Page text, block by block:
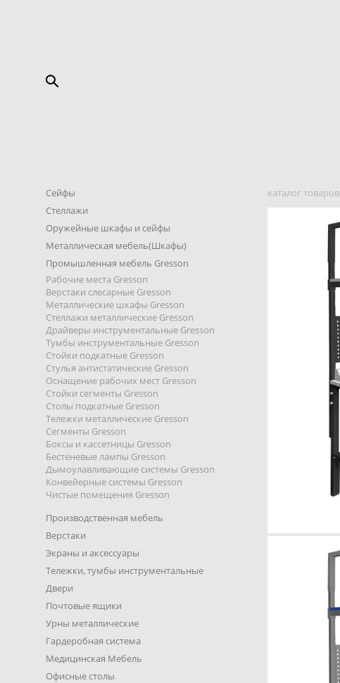
Сейфы
Стеллажи
Оружейные шкафы и сейфы
Металлическая мебель(Шкафы)
Промышленная мебель Gresson
Рабочие места Gresson
Верстаки слесарные Gresson
Металлические шкафы Gresson
Стеллажи металлические Gresson
Драйверы инструментальные Gresson
Тумбы инструментальные Gresson
Стойки подкатные Gresson
Стулья антистатические Gresson
Оснащение рабочих мест Gresson
Стойки сегменты Gresson
Столы подкатные Gresson
Тележки металлические Gresson
Сегменты Gresson
Боксы и кассетницы Gresson
Бестеневые лампы Gresson
Дымоулавливающие системы Gresson
Конвейерные системы Gresson
Чистые помещения Gresson
Производственная мебель
Верстаки
Экраны и аксессуары
Тележки, тумбы инструментальные
Двери
Почтовые ящики
Урны металлические
Гардеробная система
Медицинская Мебель
Офисные столы
каталог товаров